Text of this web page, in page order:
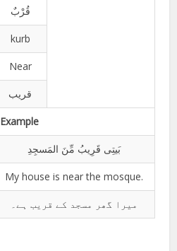
قُرْبٌ
kurb
Near
قریب
Example
بَیتِی قَرِیبُ مِّنَ المَسجِدِ
My house is near the mosque.
میرا گھر مسجد کے قریب ہے۔